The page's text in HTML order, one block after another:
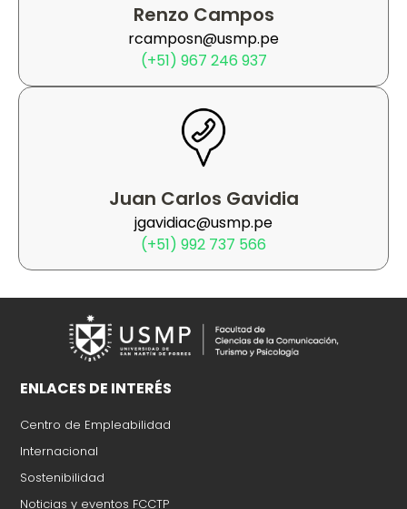
Renzo Campos​
rcamposn@usmp.pe
(+51) 967 246 937​
Juan Carlos Gavidia
jgavidiac@usmp.pe
(+51) 992 737 566
ENLACES DE INTERÉS
Centro de Empleabilidad
Internacional
Sostenibilidad
Noticias y eventos FCCTP